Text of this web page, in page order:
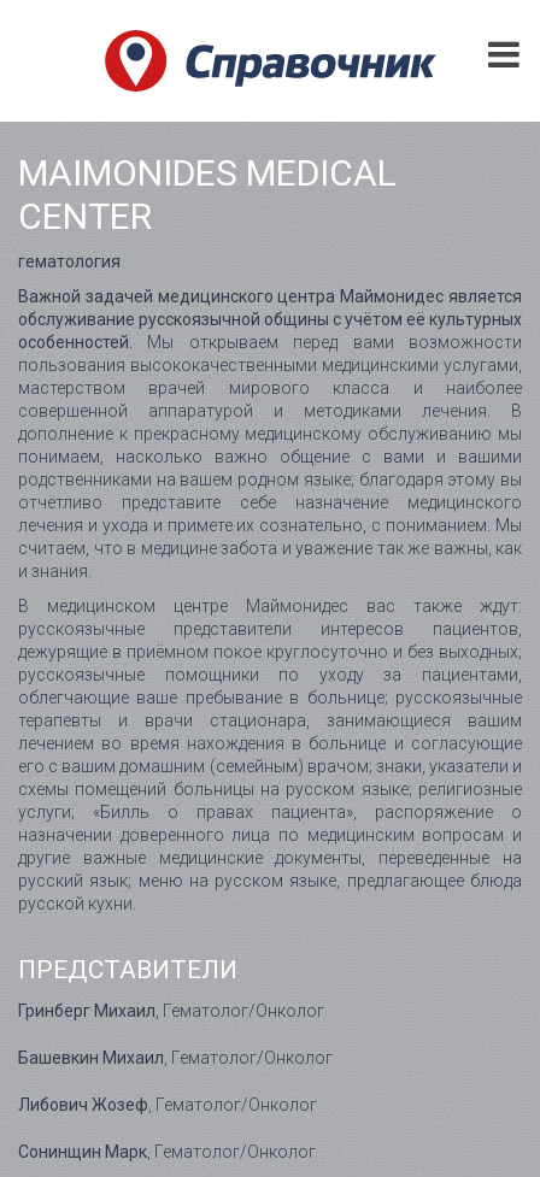
MAIMONIDES MEDICAL
CENTER
гематология
Важной задачей медицинского центра Маймонидес является
обслуживание русскоязычной общины с учётом её культурных
особенностей.
Мы открываем перед вами возможности
пользования высококачественными медицинскими услугами,
мастерством врачей мирового класса и наиболее
совершенной аппаратурой и методиками лечения. В
дополнение к прекрасному медицинскому обслуживанию мы
понимаем, насколько важно общение с вами и вашими
родственниками на вашем родном языке; благодаря этому вы
отчётливо представите себе назначение медицинского
лечения и ухода и примете их сознательно, с пониманием. Мы
считаем, что в медицине забота и уважение так же важны, как
и знания.
В медицинском центре Маймонидес вас также ждут:
русскоязычные представители интересов пациентов,
дежурящие в приёмном покое круглосуточно и без выходных;
русскоязычные помощники по уходу за пациентами,
облегчающие ваше пребывание в больнице; русскоязычные
терапевты и врачи стационара, занимающиеся вашим
лечением во время нахождения в больнице и согласующие
его с вашим домашним (семейным) врачом; знаки, указатели и
схемы помещений больницы на русском языке; религиозные
услуги; «Билль о правах пациента», распоряжение о
назначении доверенного лица по медицинским вопросам и
другие важные медицинские документы, переведенные на
русский язык; меню на русском языке, предлагающее блюда
русской кухни.
ПРЕДСТАВИТЕЛИ
Гринберг Михаил , Гематолог/Онколог
Башевкин Михаил , Гематолог/Онколог
Либович Жозеф , Гематолог/Онколог
Сонинщин Марк , Гематолог/Онколог